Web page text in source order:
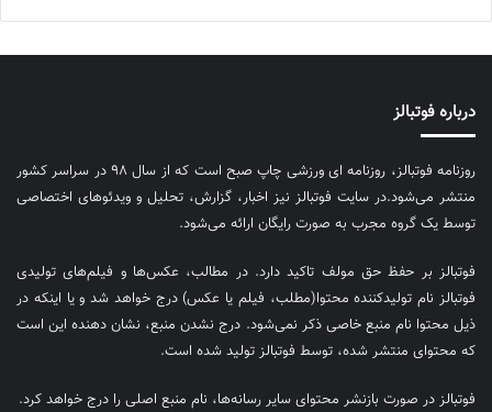
درباره فوتبالز
روزنامه فوتبالز، روزنامه ای ورزشی چاپ صبح است که از سال ۹۸ در سراسر کشور
منتشر می‌شود.در سایت فوتبالز نیز اخبار، گزارش، تحلیل و ویدئوهای اختصاصی
توسط یک گروه مجرب به صورت رایگان ارائه می‌شود.
فوتبالز بر حفظ حق مولف تاکید دارد. در مطالب، عکس‌ها و فیلم‌های تولیدی
فوتبالز نام تولیدکننده محتوا(مطلب، فیلم یا عکس) درج خواهد شد و یا اینکه در
ذیل محتوا نام منبع خاصی ذکر نمی‌‎شود. درج نشدن منبع، نشان دهنده این است
که محتوای منتشر شده، توسط فوتبالز تولید شده است.
فوتبالز در صورت بازنشر محتوای سایر رسانه‌ها، نام منبع اصلی را درج خواهد کرد.